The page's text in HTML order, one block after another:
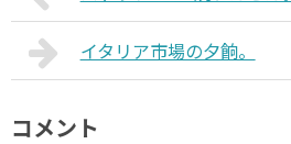
イタリア市場の夕餉。
コメント